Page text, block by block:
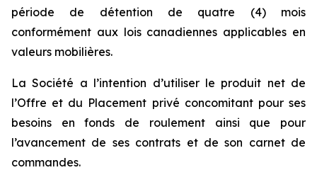
période de détention de quatre (4) mois
conformément aux lois canadiennes applicables en
valeurs mobilières.
La Société a l’intention d’utiliser le produit net de
l’Offre et du Placement privé concomitant pour ses
besoins en fonds de roulement ainsi que pour
l’avancement de ses contrats et de son carnet de
commandes.